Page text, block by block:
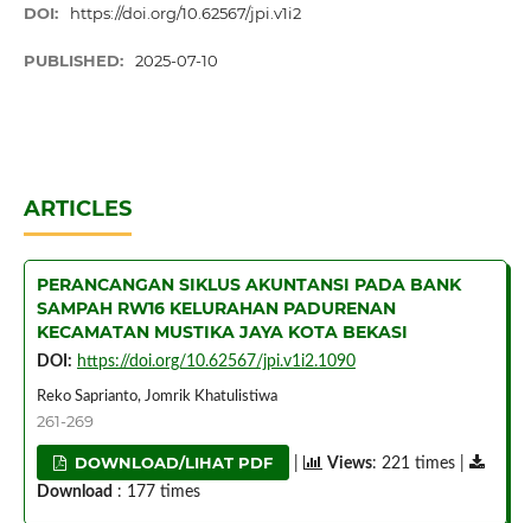
DOI: https://doi.org/10.62567/jpi.v1i2
PUBLISHED: 2025-07-10
ARTICLES
PERANCANGAN SIKLUS AKUNTANSI PADA BANK
SAMPAH RW16 KELURAHAN PADURENAN
KECAMATAN MUSTIKA JAYA KOTA BEKASI
DOI: https://doi.org/10.62567/jpi.v1i2.1090
Reko Saprianto, Jomrik Khatulistiwa
261-269
DOWNLOAD/LIHAT PDF Views: 221 times |
Download : 177 times